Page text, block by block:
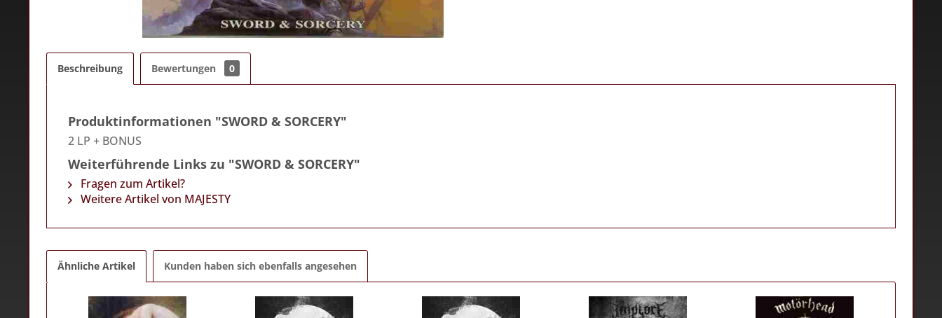
Beschreibung Bewertungen 0
Produktinformationen "SWORD & SORCERY"
2 LP + BONUS
Weiterführende Links zu "SWORD & SORCERY"
Fragen zum Artikel?
Weitere Artikel von MAJESTY
Ähnliche Artikel Kunden haben sich ebenfalls angesehen